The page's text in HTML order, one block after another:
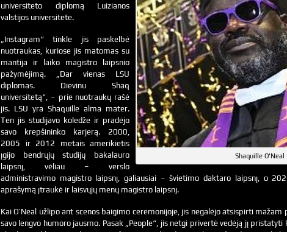
Shaquille O'Neal
universiteto diplomą Luizianos
valstijos universitete.
„Instagram“ tinkle jis paskelbė
nuotraukas, kuriose jis matomas su
mantija ir laiko magistro laipsnio
pažymėjimą. „Dar vienas LSU
diplomas. Dievinu Shaq
universitetą“, – prie nuotraukų rašė
jis. LSU yra Shaquille alma mater.
Ten jis studijavo koledže ir pradėjo
savo krepšininko karjerą. 2000,
2005 ir 2012 metais amerikietis
įgijo bendrųjų studijų bakalauro
laipsnį, vėliau – verslo
administravimo magistro laipsnį, galiausiai – švietimo daktaro laipsnį, o
aprašymą įtraukė ir laisvųjų menų magistro laipsnį.
Kai O’Neal užlipo ant scenos baigimo ceremonijoje, jis negalėjo atsispirti mažam
savo lengvo humoro jausmo. Pasak „People“, jis netgi privertė vedėją jį pristatyti